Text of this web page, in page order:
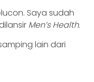
Saya sudah
Men’s Health.
lain dari